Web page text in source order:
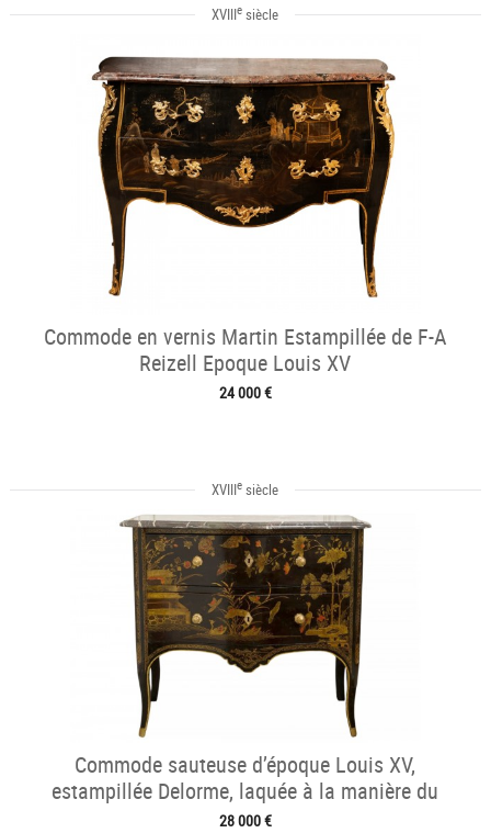
XVIIIe siècle
Commode en vernis Martin Estampillée de F-A
Reizell Epoque Louis XV
24 000 €
XVIIIe siècle
Commode sauteuse d’époque Louis XV,
estampillée Delorme, laquée à la manière du
japon
28 000 €